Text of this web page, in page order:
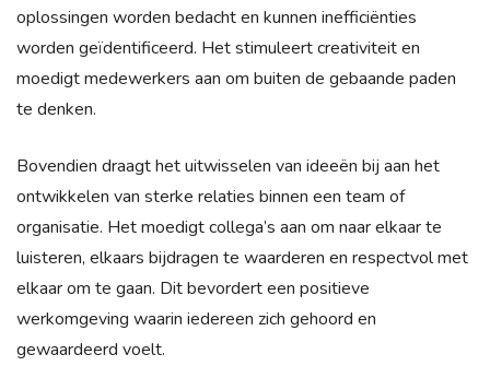
oplossingen worden bedacht en kunnen inefficiënties
worden geïdentificeerd. Het stimuleert creativiteit en
moedigt medewerkers aan om buiten de gebaande paden
te denken.
Bovendien draagt het uitwisselen van ideeën bij aan het
ontwikkelen van sterke relaties binnen een team of
organisatie. Het moedigt collega’s aan om naar elkaar te
luisteren, elkaars bijdragen te waarderen en respectvol met
elkaar om te gaan. Dit bevordert een positieve
werkomgeving waarin iedereen zich gehoord en
gewaardeerd voelt.